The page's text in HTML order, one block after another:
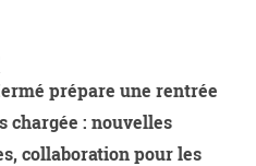
prépare une rentrée
chargée : nouvelles
collaboration pour les